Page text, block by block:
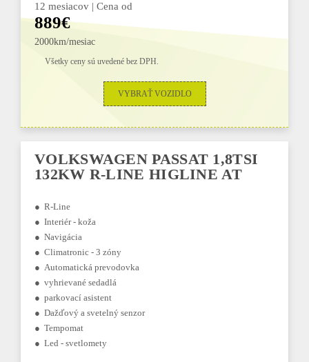
12 mesiacov | Cena od
889€
2000km/mesiac
Všetky ceny sú uvedené bez DPH.
VYBRAŤ VOZIDLO
VOLKSWAGEN PASSAT 1,8TSI
132KW R-LINE HIGLINE AT
● R-Line
● Interiér - koža
● Navigácia
● Climatronic - 3 zóny
● Automatická prevodovka
● vyhrievané sedadlá
● parkovací asistent
● Dažďový a svetelný senzor
● Tempomat
● Led - svetlomety